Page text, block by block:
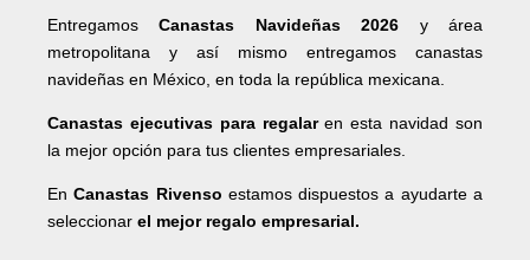
EntregamosCanastas Navideñas 2026 y área
metropolitana y así mismo entregamos canastas
navideñas en México, en toda la república mexicana.
Canastas ejecutivas para regalaren esta navidad son
la mejor opción para tus clientes empresariales.
EnCanastas Rivenso estamos dispuestos a ayudarte a
seleccionar el mejor regalo empresarial.